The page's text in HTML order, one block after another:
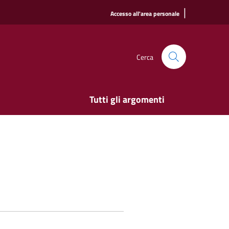
Accesso all'area personale |
Cerca
Tutti gli argomenti